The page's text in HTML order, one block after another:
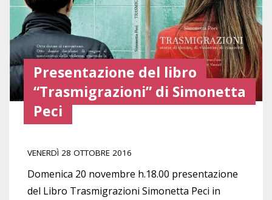
Presentazione del libro
“Trasmigrazioni” di Simonetta
Peci
VENERDÌ 28 OTTOBRE 2016
Domenica 20 novembre h.18.00 presentazione
del Libro Trasmigrazioni Simonetta Peci in